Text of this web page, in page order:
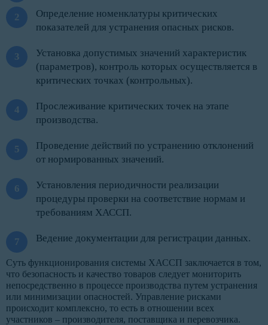
Определение номенклатуры критических
показателей для устранения опасных рисков.
Установка допустимых значений характеристик
(параметров), контроль которых осуществляется в
критических точках (контрольных).
Прослеживание критических точек на этапе
производства.
Проведение действий по устранению отклонений
от нормированных значений.
Установления периодичности реализации
процедуры проверки на соответствие нормам и
требованиям ХАССП.
Ведение документации для регистрации данных.
Суть функционирования системы ХАССП заключается в том,
что безопасность и качество товаров следует мониторить
непосредственно в процессе производства путем устранения
или минимизации опасностей. Управление рисками
происходит комплексно, то есть в отношении всех
участников – производителя, поставщика и перевозчика.